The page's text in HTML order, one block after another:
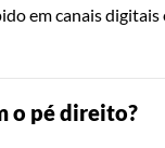
em canais digitais
o pé direito?